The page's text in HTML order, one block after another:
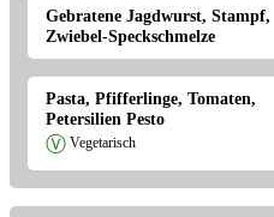
Gebratene Jagdwurst, Stampf,
Zwiebel-Speckschmelze
Pasta, Pfifferlinge, Tomaten,
Petersilien Pesto
Ⓥ Vegetarisch